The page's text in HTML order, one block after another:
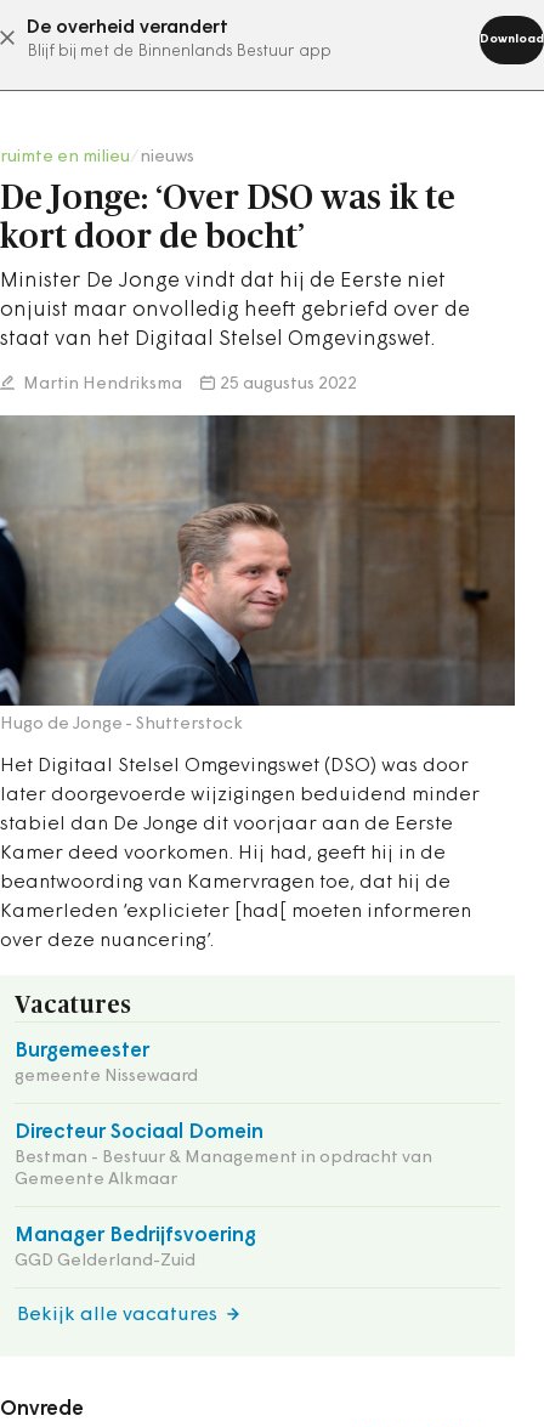
De overheid verandert
Blijf bij met de Binnenlands Bestuur app
Download
abonneer nu
ruimte en milieu nieuws
De Jonge: ‘Over DSO was ik te
kort door de bocht’
Minister De Jonge vindt dat hij de Eerste niet
onjuist maar onvolledig heeft gebriefd over de
staat van het Digitaal Stelsel Omgevingswet.
Martin Hendriksma 25 augustus 2022
Hugo de Jonge - Shutterstock
Het Digitaal Stelsel Omgevingswet (DSO) was door
later doorgevoerde wijzigingen beduidend minder
stabiel dan De Jonge dit voorjaar aan de Eerste
Kamer deed voorkomen. Hij had, geeft hij in de
beantwoording van Kamervragen toe, dat hij de
Kamerleden ‘explicieter [had[ moeten informeren
over deze nuancering’.
Vacatures
Burgemeester
gemeente Nissewaard
Directeur Sociaal Domein
Bestman - Bestuur & Management in opdracht van
Gemeente Alkmaar
Manager Bedrijfsvoering
GGD Gelderland-Zuid
Bekijk alle vacatures
Onvrede